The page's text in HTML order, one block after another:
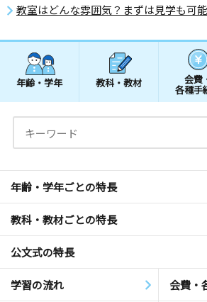
教室はどんな雰囲気？まずは見学も可
年齢・学年 教科・教材 会費
各種手
年齢・学年ごとの特長
教科・教材ごとの特長
公文式の特長
学習の流れ 会費・